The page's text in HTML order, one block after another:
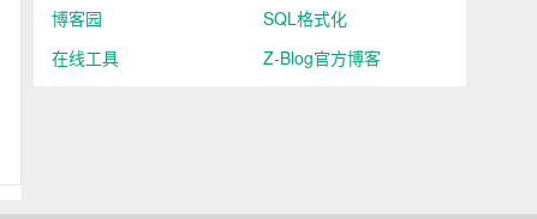
博客园
SQL格式化
在线工具
Z-Blog官方博客